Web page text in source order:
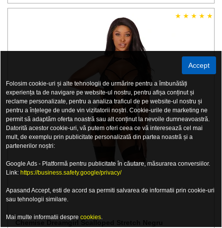
Chemise Dreamgirl Scalloped Stretch Negru
Accept
Folosim cookie-uri și alte tehnologii de urmărire pentru a îmbunătăți
experiența ta de navigare pe website-ul nostru, pentru afișa conținut și
reclame personalizate, pentru a analiza traficul de pe website-ul nostru și
pentru a înțelege de unde vin vizitatorii noștri. Cookie-urile de marketing ne
permit să adaptăm oferta noastră sau alt conținut la nevoile dumneavoastră.
Datorită acestor cookie-uri, vă putem oferi ceea ce vă interesează cel mai
mult, de exemplu prin publicitate personalizată din partea noastră și a
partenerilor noștri:
Google Ads - Platformă pentru publicitate în căutare, măsurarea conversiilor.
Link: https://business.safety.google/privacy/
Apasand Accept, esti de acord sa permiti salvarea de informatii prin cookie-uri
sau tehnologii similare.
Mai multe informatii despre cookies.